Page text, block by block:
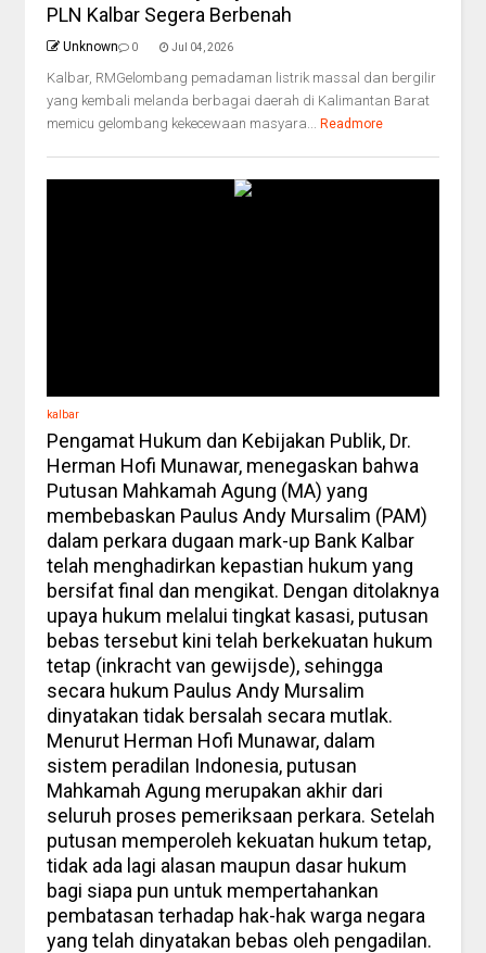
PLN Kalbar Segera Berbenah
Unknown 0 Jul 04, 2026
Kalbar, RMGelombang pemadaman listrik massal dan bergilir
yang kembali melanda berbagai daerah di Kalimantan Barat
memicu gelombang kekecewaan masyara... Readmore
kalbar
Pengamat Hukum dan Kebijakan Publik, Dr.
Herman Hofi Munawar, menegaskan bahwa
Putusan Mahkamah Agung (MA) yang
membebaskan Paulus Andy Mursalim (PAM)
dalam perkara dugaan mark-up Bank Kalbar
telah menghadirkan kepastian hukum yang
bersifat final dan mengikat. Dengan ditolaknya
upaya hukum melalui tingkat kasasi, putusan
bebas tersebut kini telah berkekuatan hukum
tetap (inkracht van gewijsde), sehingga
secara hukum Paulus Andy Mursalim
dinyatakan tidak bersalah secara mutlak.
Menurut Herman Hofi Munawar, dalam
sistem peradilan Indonesia, putusan
Mahkamah Agung merupakan akhir dari
seluruh proses pemeriksaan perkara. Setelah
putusan memperoleh kekuatan hukum tetap,
tidak ada lagi alasan maupun dasar hukum
bagi siapa pun untuk mempertahankan
pembatasan terhadap hak-hak warga negara
yang telah dinyatakan bebas oleh pengadilan.